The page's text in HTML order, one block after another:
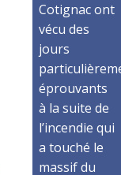
Cotignac ont
vécu des
jours
éprouvants
à la suite de
l’incendie qui
a touché le
massif du